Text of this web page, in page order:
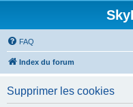
FAQ
Index du forum
Supprimer les cookies